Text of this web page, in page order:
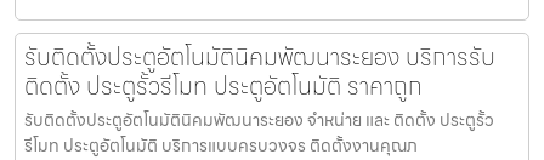
รับติดตั้งประตูอัตโนมัตินิคมพัฒนาระยอง บริการรับ
ติดตั้ง ประตูรั้วรีโมท ประตูอัตโนมัติ ราคาถูก
รับติดตั้งประตูอัตโนมัตินิคมพัฒนาระยอง จำหน่าย และ ติดตั้ง ประตูรั้ว
รีโมท ประตูอัตโนมัติ บริการแบบครบวงจร ติดตั้งงานคุณภ